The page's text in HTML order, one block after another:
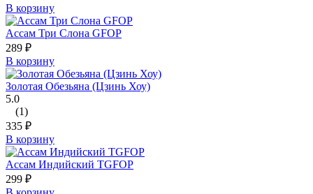
В корзину
Ассам Три Слона GFOP
289 ₽
В корзину
Золотая Обезьяна (Цзинь Хоу)
5.0
(1)
335 ₽
В корзину
Ассам Индийский TGFOP
299 ₽